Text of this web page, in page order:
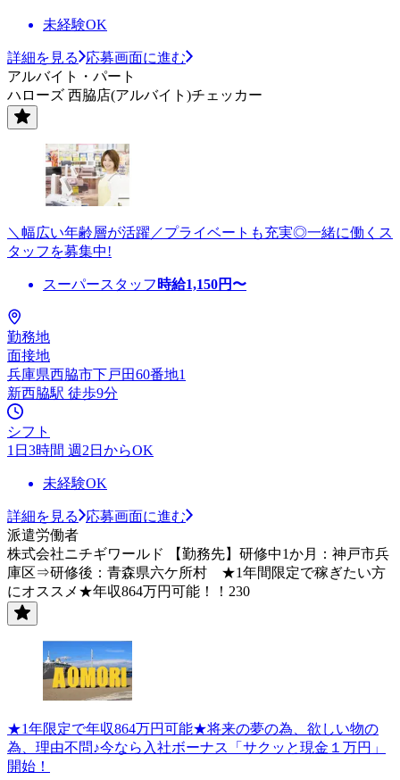
未経験OK
詳細を見る
応募画面に進む
アルバイト・パート
ハローズ 西脇店(アルバイト)チェッカー
＼幅広い年齢層が活躍／プライベートも充実◎一緒に働くス
タッフを募集中!
スーパースタッフ 時給1,150円〜
勤務地
面接地
兵庫県西脇市下戸田60番地1
新西脇駅 徒歩9分
シフト
1日3時間 週2日からOK
未経験OK
詳細を見る
応募画面に進む
派遣労働者
株式会社ニチギワールド 【勤務先】研修中1か月：神戸市兵
庫区⇒研修後：青森県六ケ所村 ★1年間限定で稼ぎたい方
にオススメ★年収864万円可能！！230
★1年限定で年収864万円可能★将来の夢の為、欲しい物の
為、理由不問♪今なら入社ボーナス「サクッと現金１万円」
開始！